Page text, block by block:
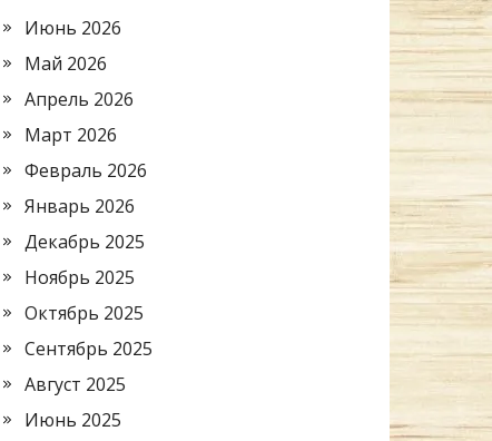
Июнь 2026
Май 2026
Апрель 2026
Март 2026
Февраль 2026
Январь 2026
Декабрь 2025
Ноябрь 2025
Октябрь 2025
Сентябрь 2025
Август 2025
Июнь 2025